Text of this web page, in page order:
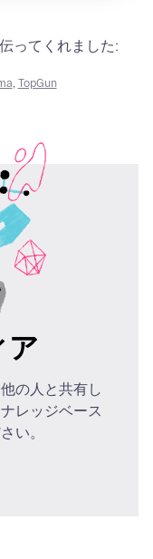
ってくれました:
, TopGun
ア
の人と共有し
レッジベース
い。